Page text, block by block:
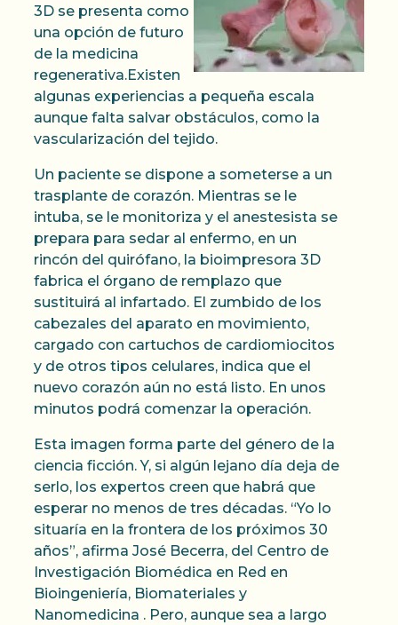
3D se presenta como
una opción de futuro
de la medicina
regenerativa.Existen
algunas experiencias a pequeña escala
aunque falta salvar obstáculos, como la
vascularización del tejido.
Un paciente se dispone a someterse a un
trasplante de corazón. Mientras se le
intuba, se le monitoriza y el anestesista se
prepara para sedar al enfermo, en un
rincón del quirófano, la bioimpresora 3D
fabrica el órgano de remplazo que
sustituirá al infartado. El zumbido de los
cabezales del aparato en movimiento,
cargado con cartuchos de cardiomiocitos
y de otros tipos celulares, indica que el
nuevo corazón aún no está listo. En unos
minutos podrá comenzar la operación.
Esta imagen forma parte del género de la
ciencia ficción. Y, si algún lejano día deja de
serlo, los expertos creen que habrá que
esperar no menos de tres décadas. “Yo lo
situaría en la frontera de los próximos 30
años”, afirma José Becerra, del Centro de
Investigación Biomédica en Red en
Bioingeniería, Biomateriales y
Nanomedicina . Pero, aunque sea a largo